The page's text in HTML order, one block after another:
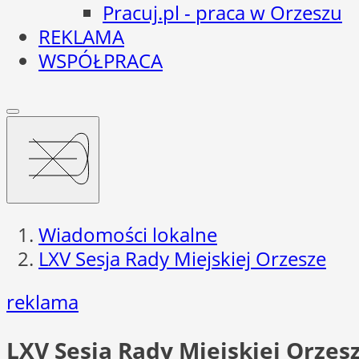
Pracuj.pl - praca w Orzeszu
REKLAMA
WSPÓŁPRACA
Wiadomości lokalne
LXV Sesja Rady Miejskiej Orzesze
reklama
LXV Sesja Rady Miejskiej